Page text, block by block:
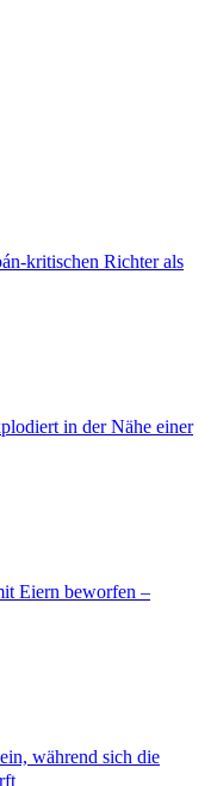
kritischen Richter als
in der Nähe einer
Eiern beworfen –
während sich die